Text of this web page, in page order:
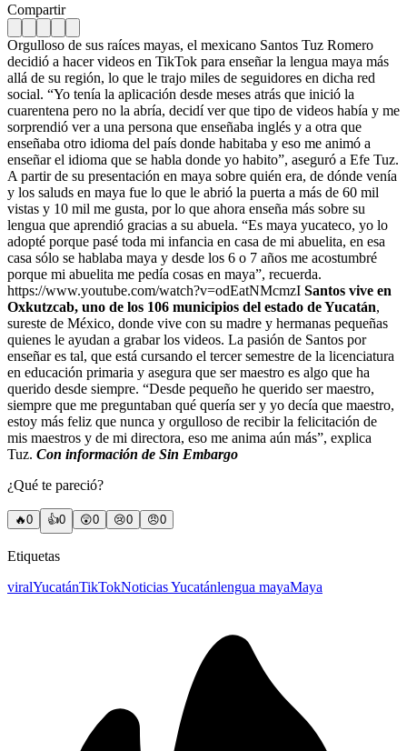
Compartir
Orgulloso de sus raíces mayas, el mexicano Santos Tuz Romero
decidió a hacer videos en TikTok para enseñar la lengua maya más
allá de su región, lo que le trajo miles de seguidores en dicha red
social. “Yo tenía la aplicación desde meses atrás que inició la
cuarentena pero no la abría, decidí ver que tipo de videos había y me
sorprendió ver a una persona que enseñaba inglés y a otra que
enseñaba otro idioma del país donde habitaba y eso me animó a
enseñar el idioma que se habla donde yo habito”, aseguró a Efe Tuz.
A partir de su presentación en maya sobre quién era, de dónde venía
y los saluds en maya fue lo que le abrió la puerta a más de 60 mil
vistas y 10 mil me gusta, por lo que ahora enseña más sobre su
lengua que aprendió gracias a su abuela. “Es maya yucateco, yo lo
adopté porque pasé toda mi infancia en casa de mi abuelita, en esa
casa sólo se hablaba maya y desde los 6 o 7 años me acostumbré
porque mi abuelita me pedía cosas en maya”, recuerda.
https://www.youtube.com/watch?v=odEatNMcmzI Santos vive en
Oxkutzcab, uno de los 106 municipios del estado de Yucatán,
sureste de México, donde vive con su madre y hermanas pequeñas
quienes le ayudan a grabar los videos. La pasión de Santos por
enseñar es tal, que está cursando el tercer semestre de la licenciatura
en educación primaria y asegura que ser maestro es algo que ha
querido desde siempre. “Desde pequeño he querido ser maestro,
siempre que me preguntaban qué quería ser y yo decía que maestro,
estoy más feliz que nunca y orgulloso de recibir la felicitación de
mis maestros y de mi directora, eso me anima aún más”, explica
Tuz. Con información de Sin Embargo
¿Qué te pareció?
🔥0 👍0 😲0 😢0 😠0
Etiquetas
viralYucatánTikTokNoticias Yucatánlengua mayaMaya